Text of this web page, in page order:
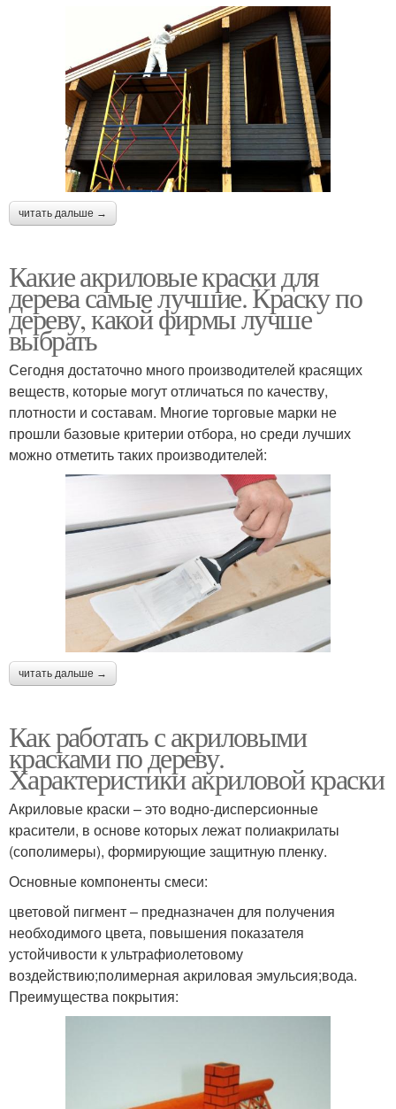
читать дальше →
Какие акриловые краски для
дерева самые лучшие. Краску по
дереву, какой фирмы лучше
выбрать
Сегодня достаточно много производителей красящих
веществ, которые могут отличаться по качеству,
плотности и составам. Многие торговые марки не
прошли базовые критерии отбора, но среди лучших
можно отметить таких производителей:
читать дальше →
Как работать с акриловыми
красками по дереву.
Характеристики акриловой краски
Акриловые краски – это водно-дисперсионные
красители, в основе которых лежат полиакрилаты
(сополимеры), формирующие защитную пленку.
Основные компоненты смеси:
цветовой пигмент – предназначен для получения
необходимого цвета, повышения показателя
устойчивости к ультрафиолетовому
воздействию;полимерная акриловая эмульсия;вода.
Преимущества покрытия: